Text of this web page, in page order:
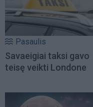
Pasaulis
Savaeigiai taksi gavo
teisę veikti Londone